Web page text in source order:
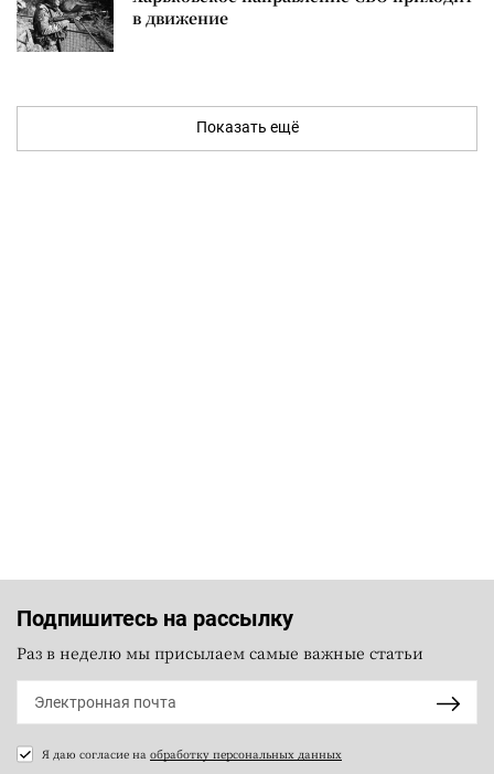
в движение
Показать ещё
Подпишитесь на рассылку
Раз в неделю мы присылаем самые важные статьи
Я даю согласие на обработку персональных данных